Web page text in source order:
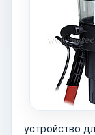
устройство